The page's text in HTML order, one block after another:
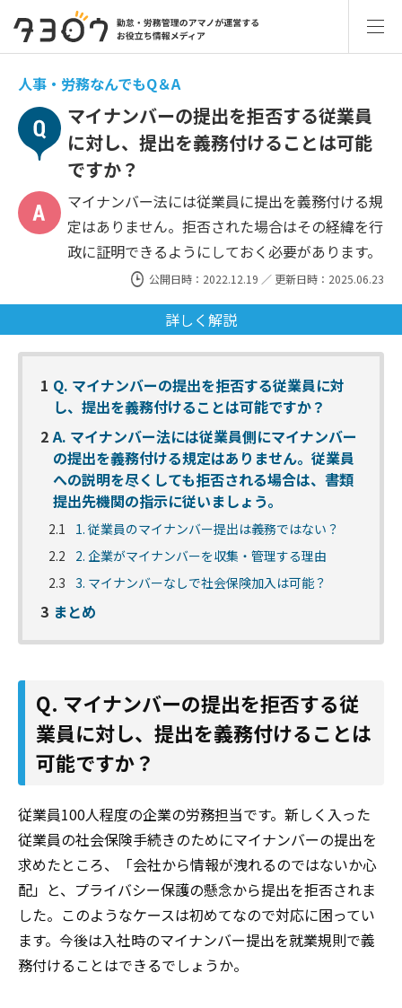
人事・労務なんでもQ＆A
マイナンバーの提出を拒否する従業員
に対し、提出を義務付けることは可能
ですか？
マイナンバー法には従業員に提出を義務付ける規
定はありません。拒否された場合はその経緯を行
政に証明できるようにしておく必要があります。
公開日時：2022.12.19 ／ 更新日時：2025.06.23
詳しく解説
1 Q. マイナンバーの提出を拒否する従業員に対
し、提出を義務付けることは可能ですか？
2 A. マイナンバー法には従業員側にマイナンバー
の提出を義務付ける規定はありません。従業員
への説明を尽くしても拒否される場合は、書類
提出先機関の指示に従いましょう。
2.1
1. 従業員のマイナンバー提出は義務ではない？
2.2
2. 企業がマイナンバーを収集・管理する理由
2.3 3. マイナンバーなしで社会保険加入は可能？
3 まとめ
Q. マイナンバーの提出を拒否する従
業員に対し、提出を義務付けることは
可能ですか？
従業員100人程度の企業の労務担当です。新しく入った
従業員の社会保険手続きのためにマイナンバーの提出を
求めたところ、「会社から情報が洩れるのではないか心
配」と、プライバシー保護の懸念から提出を拒否されま
した。このようなケースは初めてなので対応に困ってい
ます。今後は入社時のマイナンバー提出を就業規則で義
務付けることはできるでしょうか。